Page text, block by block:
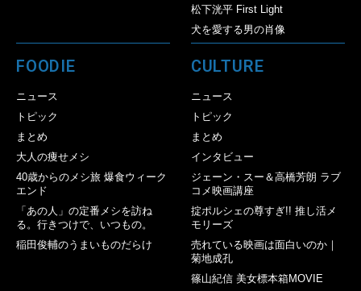
松下洸平 First Light
犬を愛する男の肖像
FOODIE
ニュース
トピック
まとめ
大人の痩せメシ
40歳からのメシ旅 爆食ウィーク
エンド
「あの人」の定番メシを訪ね
る。行きつけで、いつもの。
稲田俊輔のうまいものだらけ
CULTURE
ニュース
トピック
まとめ
インタビュー
ジェーン・スー＆高橋芳朗 ラブ
コメ映画講座
掟ポルシェの尊すぎ!! 推し活メ
モリーズ
売れている映画は面白いのか｜
菊地成孔
篠山紀信 美女標本箱MOVIE